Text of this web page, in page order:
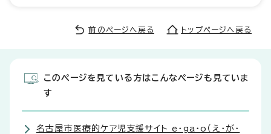
前のページへ戻る トップページへ戻る
このページを見ている方はこんなページも見ていま
す
名古屋市医療的ケア児支援サイト e・ga・o（え・が・